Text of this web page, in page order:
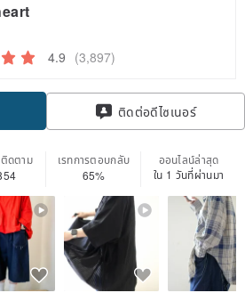
4.9 (3,897)
ติดต่อดีไซเนอร์
ดตาม
เรทการตอบกลับ
65%
ออนไลน์ล่าสุด
ใน 1 วันที่ผ่านมา